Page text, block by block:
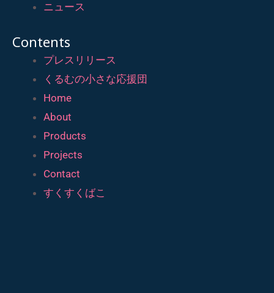
ニュース
Contents
プレスリリース
くるむの小さな応援団
Home
About
Products
Projects
Contact
すくすくばこ